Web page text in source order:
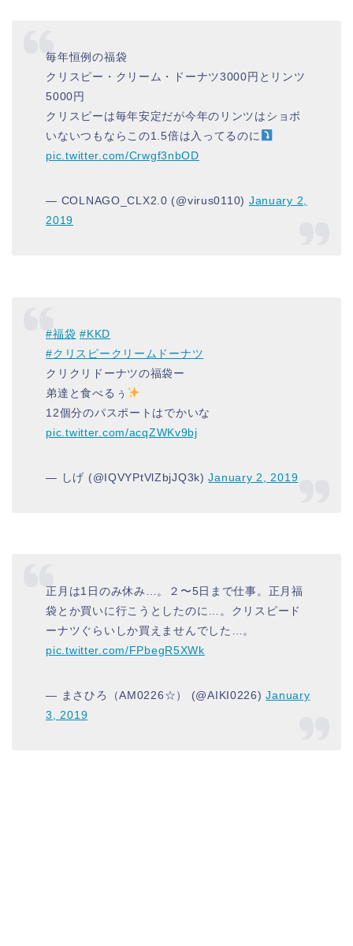
毎年恒例の福袋
クリスピー・クリーム・ドーナツ3000円とリンツ
5000円
クリスピーは毎年安定だが今年のリンツはショボ
いないつもならこの1.5倍は入ってるのに
pic.twitter.com/Crwgf3nbOD
— COLNAGO_CLX2.0 (@virus0110) January 2,
2019
#福袋 #KKD
#クリスピークリームドーナツ
クリクリドーナツの福袋ー
弟達と食べるぅ
12個分のパスポートはでかいな
pic.twitter.com/acqZWKv9bj
— しげ (@IQVYPtVlZbjJQ3k)January 2, 2019
正月は1日のみ休み…。２〜5日まで仕事。正月福
袋とか買いに行こうとしたのに…。クリスピード
ーナツぐらいしか買えませんでした…。
pic.twitter.com/FPbegR5XWk
— まさひろ（AM0226☆） (@AIKI0226)January
3, 2019